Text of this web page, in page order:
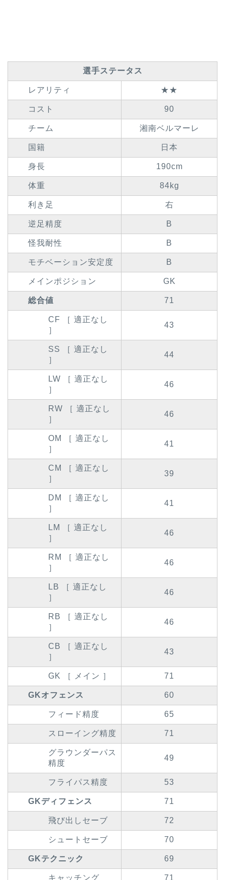
選手ステータス
レアリティ ★★
コスト 90
チーム 湘南ベルマーレ
国籍 日本
身長 190cm
体重 84kg
利き足 右
逆足精度 B
怪我耐性 B
モチベーション安定度 B
メインポジション GK
総合値 71
CF ［ 適正なし
］
43
SS ［ 適正なし
］
44
LW ［ 適正なし
］
46
RW ［ 適正なし
］
46
OM ［ 適正なし
］
41
CM ［ 適正なし
］
39
DM ［ 適正なし
］
41
LM ［ 適正なし
］
46
RM ［ 適正なし
］
46
LB ［ 適正なし
］
46
RB ［ 適正なし
］
46
CB ［ 適正なし
］
43
GK ［ メイン ］ 71
GKオフェンス 60
フィード精度 65
スローイング精度 71
グラウンダーパス
精度
49
フライパス精度 53
GKディフェンス 71
飛び出しセーブ 72
シュートセーブ 70
GKテクニック 69
キャッチング 71